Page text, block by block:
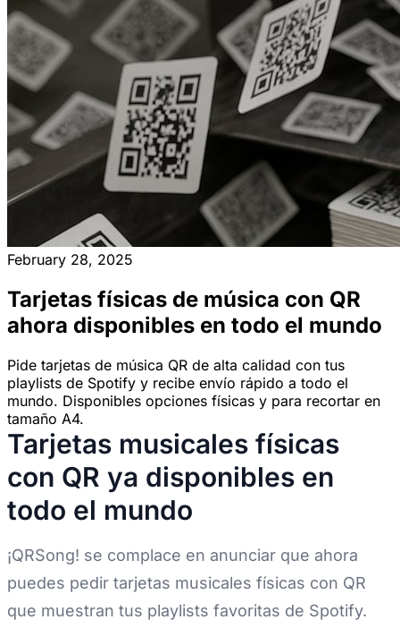
February 28, 2025
Tarjetas físicas de música con QR
ahora disponibles en todo el mundo
Pide tarjetas de música QR de alta calidad con tus
playlists de Spotify y recibe envío rápido a todo el
mundo. Disponibles opciones físicas y para recortar en
tamaño A4.
Tarjetas musicales físicas
con QR ya disponibles en
todo el mundo
¡QRSong! se complace en anunciar que ahora
puedes pedir tarjetas musicales físicas con QR
que muestran tus playlists favoritas de Spotify.